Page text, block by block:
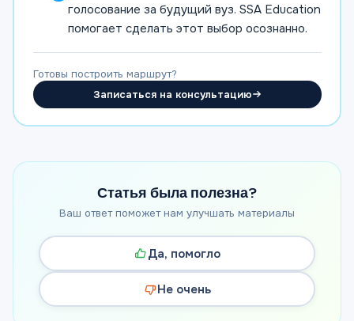
голосование за будущий вуз. SSA Education
помогает сделать этот выбор осознанно.
Готовы построить маршрут?
Записаться на консультацию
Статья была полезна?
Ваш ответ поможет нам улучшать материалы
Да, помогло
Не очень